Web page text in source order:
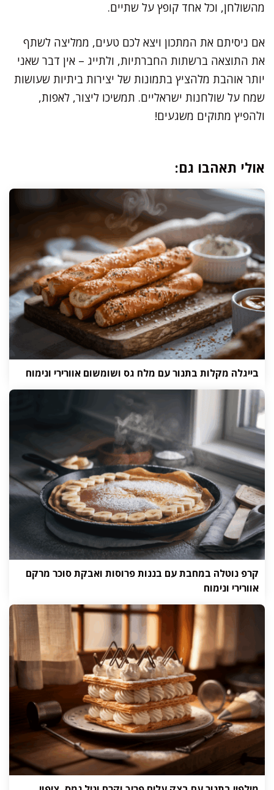
מהשולחן, וכל אחד קופץ על שתיים.
אם ניסיתם את המתכון ויצא לכם טעים, ממליצה לשתף
את התוצאה ברשתות החברתיות, ולתייג – אין דבר שאני
יותר אוהבת מלהציץ בתמונות של יצירות ביתיות שעושות
שמח על שולחנות ישראליים. תמשיכו ליצור, לאפות,
ולהפיץ מתוקים משגעים!
אולי תאהבו גם:
בייגלה מקלות בתנור עם מלח גס ושומשום אוורירי ונימוח
קרפ נוטלה במחבת עם בננות פרוסות ואבקת סוכר מרקם
אוורירי ונימוח